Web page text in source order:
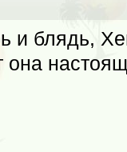
и блядь,
она